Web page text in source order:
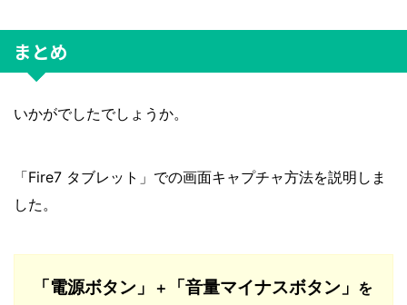
まとめ
いかがでしたでしょうか。
「Fire7 タブレット」での画面キャプチャ方法を説明しま
した。
「電源ボタン」 ＋ 「音量マイナスボタン」 を